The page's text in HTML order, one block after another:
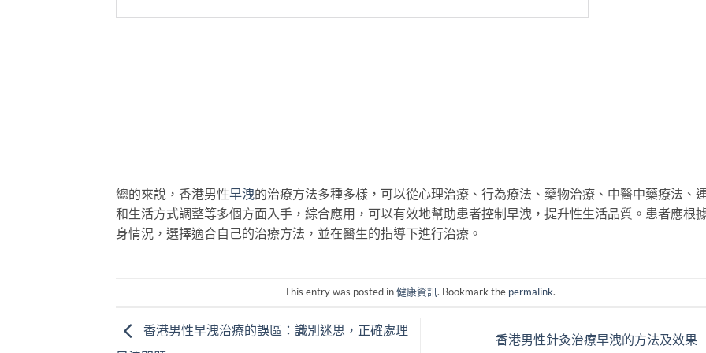
總的來說，香港男性早洩的治療方法多種多樣，可以從心理治療、行為療法、藥物治療、中醫中藥療法、
和生活方式調整等多個方面入手，綜合應用，可以有效地幫助患者控制早洩，提升性生活品質。患者應根
身情況，選擇適合自己的治療方法，並在醫生的指導下進行治療。
This entry was posted in健康資訊. Bookmark the permalink.
香港男性早洩治療的誤區：識別迷思，正確處理
香港男性針灸治療早洩的方法及效果